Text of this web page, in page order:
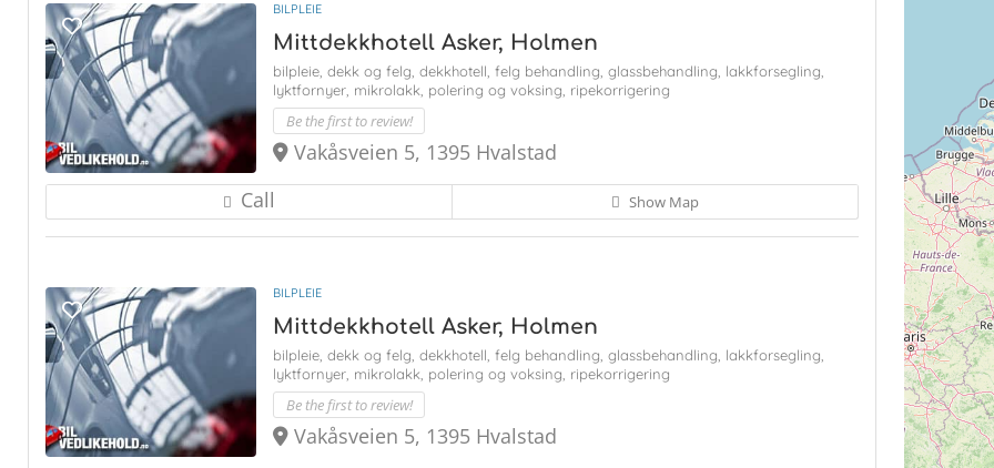
BILPLEIE
Mittdekkhotell Asker, Holmen
bilpleie, dekk og felg, dekkhotell, felg behandling, glassbehandling, lakkforsegling,
lyktfornyer, mikrolakk, polering og voksing, ripekorrigering
Be the first to review!
Vakåsveien 5, 1395 Hvalstad
Call
Show Map
BILPLEIE
Mittdekkhotell Asker, Holmen
bilpleie, dekk og felg, dekkhotell, felg behandling, glassbehandling, lakkforsegling,
lyktfornyer, mikrolakk, polering og voksing, ripekorrigering
Be the first to review!
Vakåsveien 5, 1395 Hvalstad